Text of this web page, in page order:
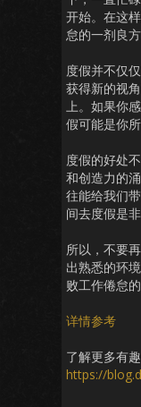
开始。在这
怠的一剂良方
度假并不仅
获得新的视
上。如果你
假可能是你
度假的好处
和创造力的
往能给我们
间去度假是非
所以，不要
出熟悉的环
败工作倦怠
详情参考
了解更多有
https://